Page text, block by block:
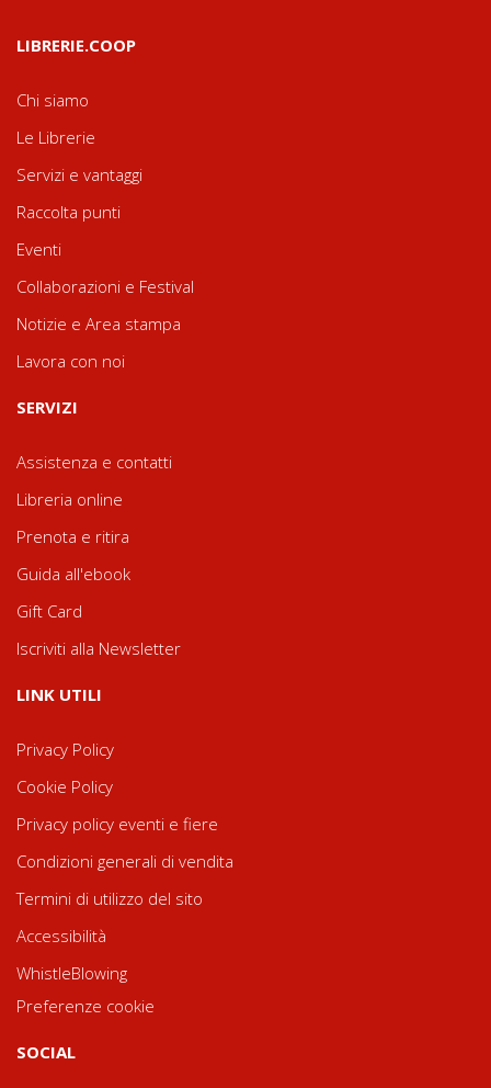
LIBRERIE.COOP
Chi siamo
Le Librerie
Servizi e vantaggi
Raccolta punti
Eventi
Collaborazioni e Festival
Notizie e Area stampa
Lavora con noi
SERVIZI
Assistenza e contatti
Libreria online
Prenota e ritira
Guida all'ebook
Gift Card
Iscriviti alla Newsletter
LINK UTILI
Privacy Policy
Cookie Policy
Privacy policy eventi e fiere
Condizioni generali di vendita
Termini di utilizzo del sito
Accessibilità
WhistleBlowing
Preferenze cookie
SOCIAL